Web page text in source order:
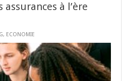
à l’ère
, ECONOMIE